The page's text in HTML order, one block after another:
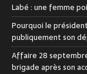
Labé : une femme
Pourquoi le
publiquement son
Affaire 28
brigade après son